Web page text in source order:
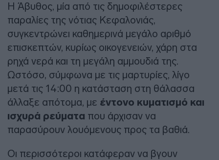
Η Άβυθος, μία από τις δημοφιλέστερες
παραλίες της νότιας Κεφαλονιάς,
συγκεντρώνει καθημερινά μεγάλο αριθμό
επισκεπτών, κυρίως οικογενειών, χάρη στα
ρηχά νερά και τη μεγάλη αμμουδιά της.
Ωστόσο, σύμφωνα με τις μαρτυρίες, λίγο
μετά τις 14:00 η κατάσταση στη θάλασσα
άλλαξε απότομα, με έντονο κυματισμό και
ισχυρά ρεύματα που άρχισαν να
παρασύρουν λουόμενους προς τα βαθιά.
Οι περισσότεροι κατάφεραν να βγουν